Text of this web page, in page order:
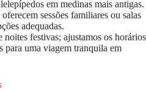
em medinas mais antigas.
sessões familiares ou salas
adequadas.
noites festivas; ajustamos os horários
para uma viagem tranquila em